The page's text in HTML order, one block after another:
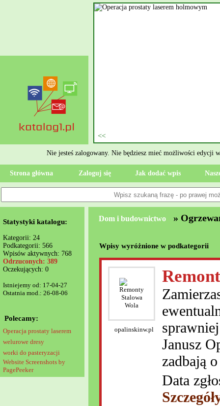
Nie jesteś zalogowany. Nie będziesz mieć możliwości edycji
Strona główna Zaloguj się Jak dodać wpis
Statystyki katalogu:
Kategorii: 24
Podkategorii: 566
Wpisów aktywnych: 768
Odrzuconych: 389
Oczekujących: 0
Istniejemy od: 17-04-27
Ostatnia mod.: 26-08-06
Polecamy:
Operacja prostaty laserem
welurowe dresy
worki do pasteryzacji
Website Screenshots by
PagePeeker
Dom i budownictwo »
Wpisy wyróżnione w podkategorii
opalinskinw.pl
Janusz
zadbają
Data